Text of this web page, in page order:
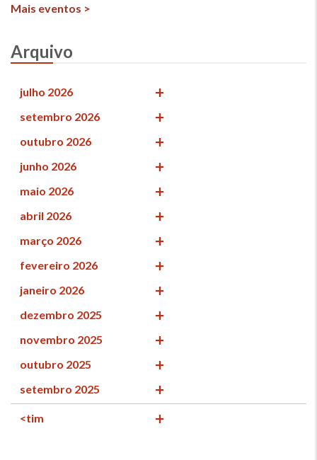
Mais eventos >
Arquivo
julho 2026
setembro 2026
outubro 2026
junho 2026
maio 2026
abril 2026
março 2026
fevereiro 2026
janeiro 2026
dezembro 2025
novembro 2025
outubro 2025
setembro 2025
<tim